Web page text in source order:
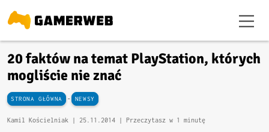
20 faktów na temat PlayStation, których
mogliście nie znać
STRONA GŁÓWNA - NEWSY
Kamil Kościelniak | 25.11.2014 | Przeczytasz w 1 minutę